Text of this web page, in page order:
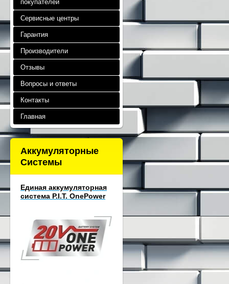
покупателей
Сервисные центры
Гарантия
Производители
Отзывы
Вопросы и ответы
Контакты
Главная
Аккумуляторные
Системы
Единая аккумуляторная
система P.I.T. OnePower